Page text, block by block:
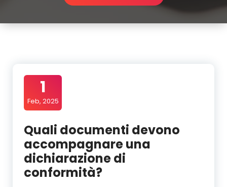
1
Feb, 2025
Quali documenti devono
accompagnare una
dichiarazione di
conformità?